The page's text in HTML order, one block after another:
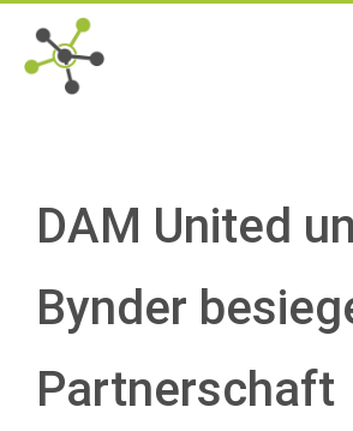
DAM United
Bynder
Partnerschaft